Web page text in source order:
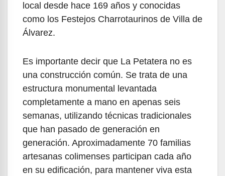
local desde hace 169 años y conocidas
como los Festejos Charrotaurinos de Villa de
Álvarez.
Es importante decir que La Petatera no es
una construcción común. Se trata de una
estructura monumental levantada
completamente a mano en apenas seis
semanas, utilizando técnicas tradicionales
que han pasado de generación en
generación. Aproximadamente 70 familias
artesanas colimenses participan cada año
en su edificación, para mantener viva esta